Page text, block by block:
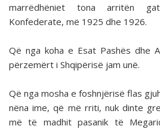
marrëdhëniet tona arritën
Konfederate, më 1925 dhe 1926.
Që nga koha e Esat Pashës dhe
përzemërt i Shqipërisë jam unë.
Që nga mosha e foshnjërisë flas
nëna ime, që më rriti, nuk dinte
më të madhit pasanik të